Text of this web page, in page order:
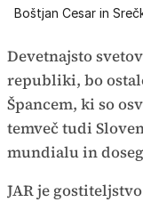
Boštjan Cesar in
Devetnajsto
republiki, bo
Špancem, ki so
temveč tudi
mundialu in
JAR je